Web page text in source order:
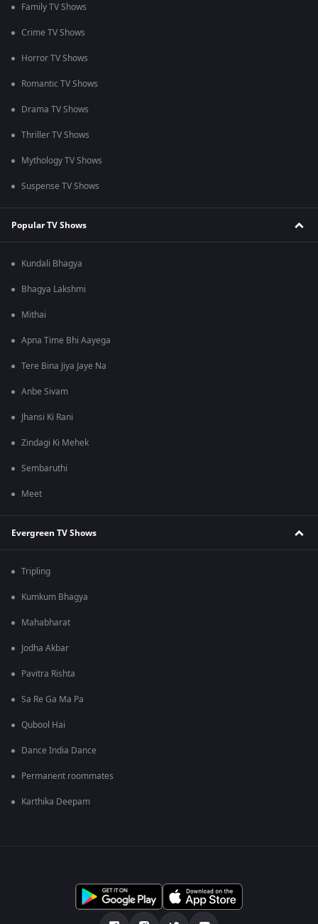
Family TV Shows
Crime TV Shows
Horror TV Shows
Romantic TV Shows
Drama TV Shows
Thriller TV Shows
Mythology TV Shows
Suspense TV Shows
Popular TV Shows
Kundali Bhagya
Bhagya Lakshmi
Mithai
Apna Time Bhi Aayega
Tere Bina Jiya Jaye Na
Anbe Sivam
Jhansi Ki Rani
Zindagi Ki Mehek
Sembaruthi
Meet
Evergreen TV Shows
Tripling
Kumkum Bhagya
Mahabharat
Jodha Akbar
Pavitra Rishta
Sa Re Ga Ma Pa
Qubool Hai
Dance India Dance
Permanent roommates
Karthika Deepam